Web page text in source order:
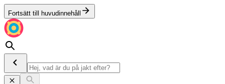
Fortsätt till huvudinnehåll